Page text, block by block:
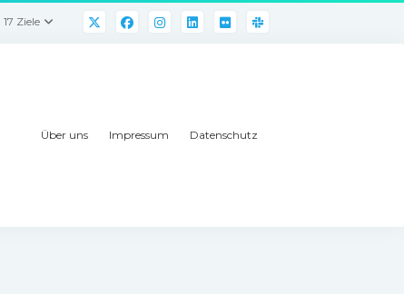
17 Ziele
Über uns Impressum Datenschutz